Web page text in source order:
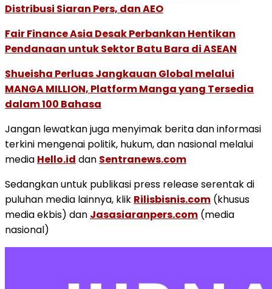
Distribusi Siaran Pers, dan AEO
Fair Finance Asia Desak Perbankan Hentikan
Pendanaan untuk Sektor Batu Bara di ASEAN
Shueisha Perluas Jangkauan Global melalui
MANGA MILLION, Platform Manga yang Tersedia
dalam 100 Bahasa
Jangan lewatkan juga menyimak berita dan informasi
terkini mengenai politik, hukum, dan nasional melalui
media Hello.id dan Sentranews.com
Sedangkan untuk publikasi press release serentak di
puluhan media lainnya, klik Rilisbisnis.com (khusus
media ekbis) dan Jasasiaranpers.com (media
nasional)